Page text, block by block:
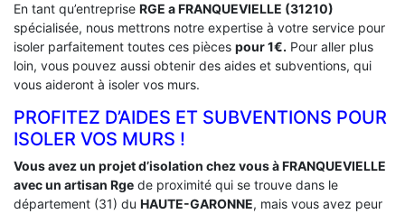
En tant qu’entreprise RGE a FRANQUEVIELLE (31210)
spécialisée, nous mettrons notre expertise à votre service pour
isoler parfaitement toutes ces pièces pour 1€. Pour aller plus
loin, vous pouvez aussi obtenir des aides et subventions, qui
vous aideront à isoler vos murs.
PROFITEZ D’AIDES ET SUBVENTIONS POUR
ISOLER VOS MURS !
Vous avez un projet d’isolation chez vous à FRANQUEVIELLE
avec un artisan Rge de proximité qui se trouve dans le
département (31) du HAUTE-GARONNE, mais vous avez peur